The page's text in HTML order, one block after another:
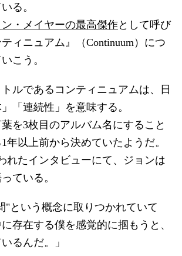
る。
ン・メイヤーの最高傑作として呼び
ィニュアム』（Continuum）につ
こう。
ルであるコンティニュアムは、日
「連続性」を意味する。
を3枚目のアルバム名にすること
年以上前から決めていたようだ。
れたインタビューにて、ジョンは
ている。
"という概念に取りつかれていて
存在する僕を感覚的に掴もうと、
るんだ。」